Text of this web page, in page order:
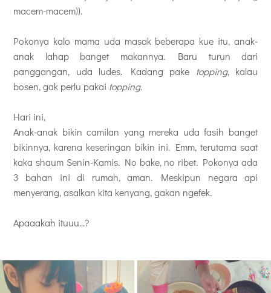
macem-macem)).
Pokonya kalo mama uda masak beberapa kue itu, anak-
anak lahap banget makannya. Baru turun dari
panggangan, uda ludes. Kadang pake topping, kalau
bosen, gak perlu pakai topping.
Hari ini,
Anak-anak bikin camilan yang mereka uda fasih banget
bikinnya, karena keseringan bikin ini. Emm, terutama saat
kaka shaum Senin-Kamis. No bake, no ribet. Pokonya ada
3 bahan ini di rumah, aman. Meskipun negara api
menyerang, asalkan kita kenyang, gakan ngefek.
Apaaakah ituuu...?